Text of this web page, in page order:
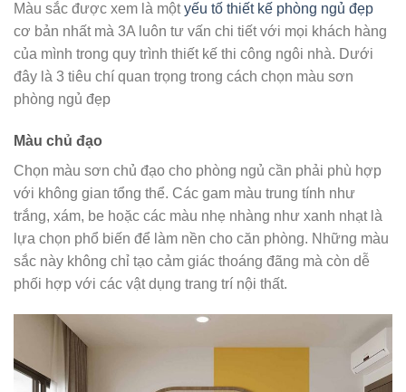
Màu sắc được xem là mộtyếu tố thiết kế phòng ngủ đẹp
cơ bản nhất mà 3A luôn tư vấn chi tiết với mọi khách hàng
của mình trong quy trình thiết kế thi công ngôi nhà. Dưới
đây là 3 tiêu chí quan trọng trong cách chọn màu sơn
phòng ngủ đẹp
Màu chủ đạo
Chọn màu sơn chủ đạo cho phòng ngủ cần phải phù hợp
với không gian tổng thể. Các gam màu trung tính như
trắng, xám, be hoặc các màu nhẹ nhàng như xanh nhạt là
lựa chọn phổ biến để làm nền cho căn phòng. Những màu
sắc này không chỉ tạo cảm giác thoáng đãng mà còn dễ
phối hợp với các vật dụng trang trí nội thất.